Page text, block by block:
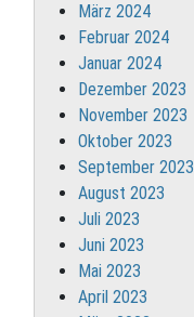
März 2024
Februar 2024
Januar 2024
Dezember 2023
November 2023
Oktober 2023
September 2023
August 2023
Juli 2023
Juni 2023
Mai 2023
April 2023